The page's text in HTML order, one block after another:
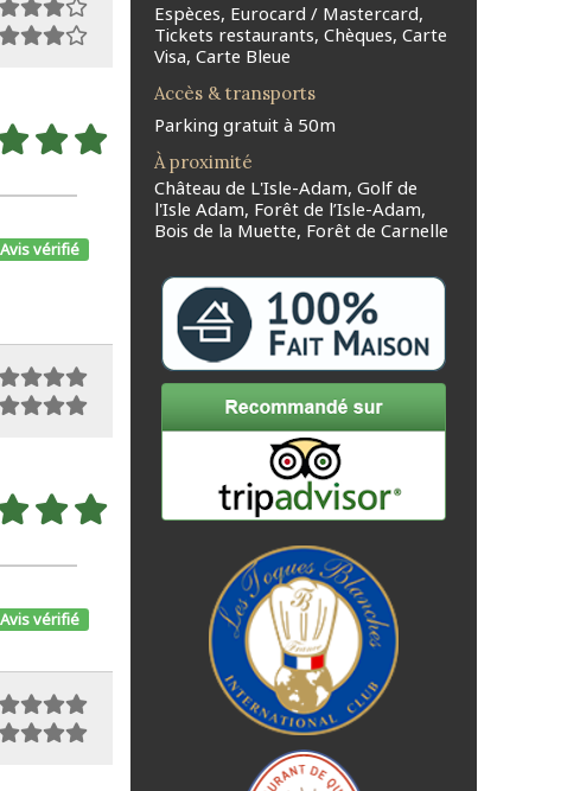
vérifié
vérifié
Espèces, Eurocard / Mastercard,
Tickets restaurants, Chèques, Carte
Visa, Carte Bleue
Accès & transports
Parking gratuit à 50m
À proximité
Château de L'Isle-Adam, Golf de
l'Isle Adam, Forêt de l’Isle-Adam,
Bois de la Muette, Forêt de Carnelle